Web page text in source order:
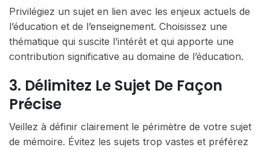
Privilégiez un sujet en lien avec les enjeux actuels de
l’éducation et de l’enseignement. Choisissez une
thématique qui suscite l’intérêt et qui apporte une
contribution significative au domaine de l’éducation.
3. Délimitez Le Sujet De Façon
Précise
Veillez à définir clairement le périmètre de votre sujet
de mémoire. Évitez les sujets trop vastes et préférez